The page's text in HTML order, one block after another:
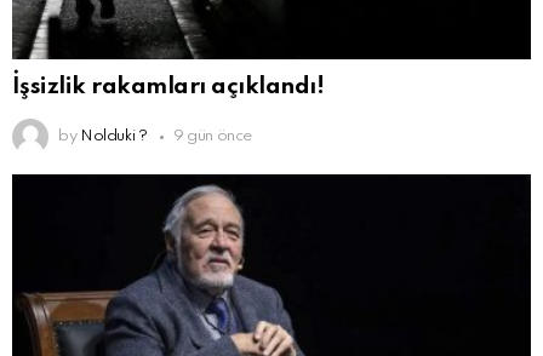
İşsizlik rakamları açıklandı!
by Nolduki ? 9 gün önce